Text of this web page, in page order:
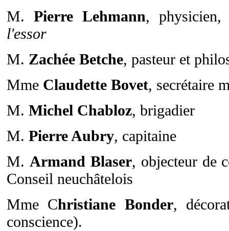
M. Pierre Lehmann, physicien,
l'essor
M. Zachée Betche, pasteur et
Mme Claudette Bovet, secrétaire
M. Michel Chabloz, brigadier
M. Pierre Aubry, capitaine
M. Armand Blaser, objecteur de
Conseil neuchâtelois
Mme Christiane Bonder,
conscience).